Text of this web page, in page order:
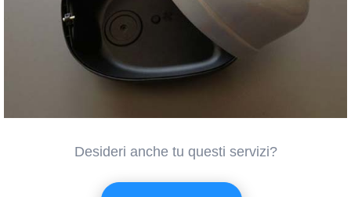
Desideri anche tu questi servizi?